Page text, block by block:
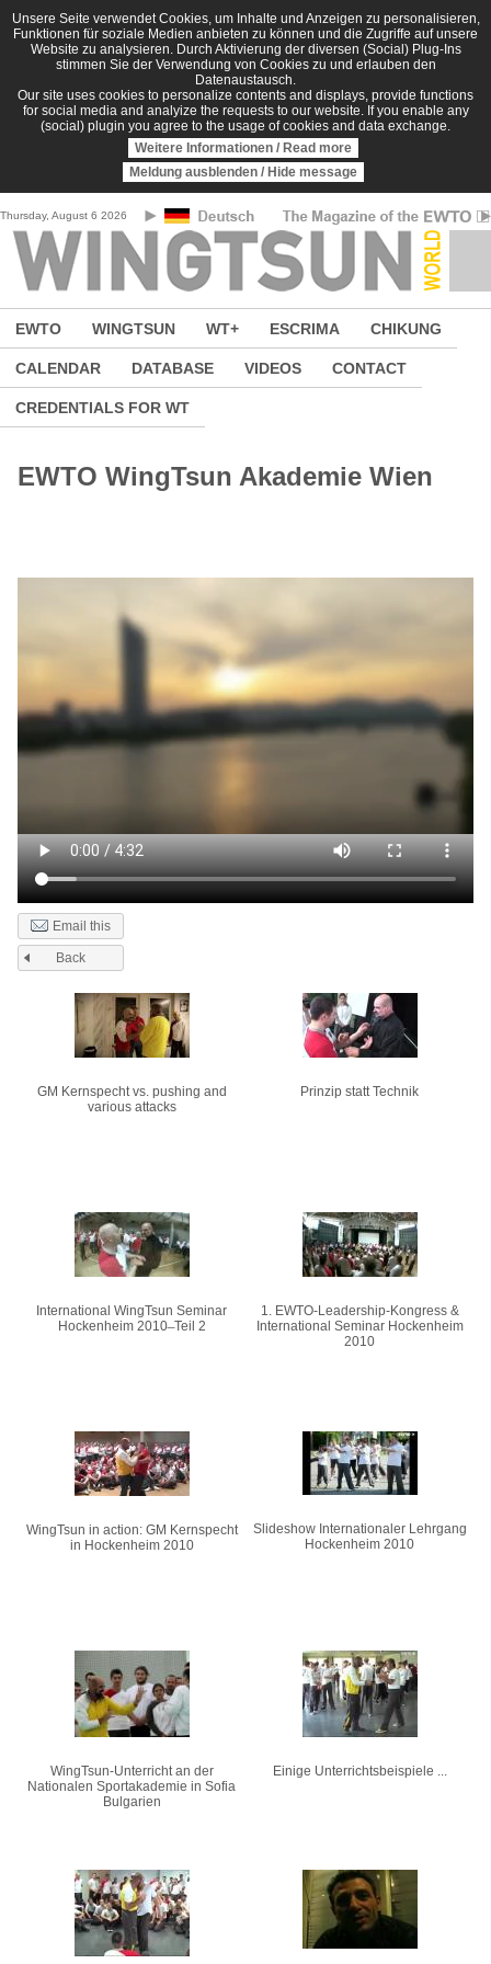
Skip to main content
Unsere Seite verwendet Cookies, um Inhalte und Anzeigen zu personalisieren,
Funktionen für soziale Medien anbieten zu können und die Zugriffe auf unsere
Website zu analysieren. Durch Aktivierung der diversen (Social) Plug-Ins
stimmen Sie der Verwendung von Cookies zu und erlauben den
Datenaustausch.
Our site uses cookies to personalize contents and displays, provide functions
for social media and analyize the requests to our website. If you enable any
(social) plugin you agree to the usage of cookies and data exchange.
Weitere Informationen / Read more
Meldung ausblenden / Hide message
Thursday, August 6 2026
EWTO WINGTSUN WT+ ESCRIMA CHIKUNG
CALENDAR DATABASE VIDEOS CONTACT
CREDENTIALS FOR WT
EWTO WingTsun Akademie Wien
Email this
Back
GM Kernspecht vs. pushing and
various attacks
Prinzip statt Technik
International WingTsun Seminar
Hockenheim 2010 ̶ Teil 2
1. EWTO-Leadership-Kongress &
International Seminar Hockenheim
2010
WingTsun in action: GM Kernspecht
in Hockenheim 2010
Slideshow Internationaler Lehrgang
Hockenheim 2010
WingTsun-Unterricht an der
Nationalen Sportakademie in Sofia
Bulgarien
Einige Unterrichtsbeispiele ...
Pages